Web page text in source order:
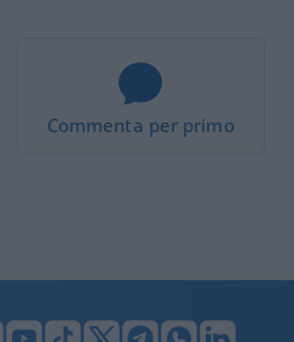
Commenta per primo
Red